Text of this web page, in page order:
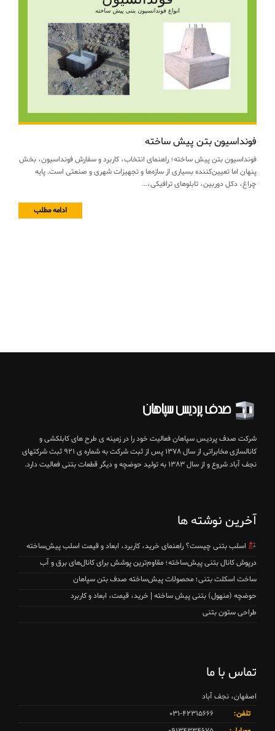
فونداسیون بتن پیش ساخته
فونداسیون بتن پیش ساخته؛ راهنمای انتخاب، کاربرد و سفارش فونداسیون، بخش
پنهان اما تعیین‌کننده بسیاری از سازه‌ها و تجهیزات شهری و صنعتی است. پایه
چراغ، دکل دوربین، تابلوهای ترافیکی،...
ادامه مطلب
شرکت صدف پردیس سپاهان فعالیت خود را در زمینه ی طرح های کابلکشی و
کانالسازی مخابراتی از سال ۱۳۷۸ پس از ثبت شرکت به شماره ی ۹۲۱ ثبت شرکتهای
نجف آباد شروع و از سال ۱۳۸۳ به تولید حوضچه و دیگر قطعات بتنی فعالیت دارد.
آخرین نوشته ها
اسلب بتنی چیست؟ راهنمای خرید، کاربرد، ابعاد و قیمت اسلب پیش‌ساخته
درپوش کانال بتنی پیش‌ساخته؛ مقاوم‌ترین پوشش برای کانال‌های برق و آب
ساخت اسکلت بتنی؛ محصولات پیش‌ساخته صدف بتن سپاهان
حوضچه (منهول) بتنی پیش ساخته | خرید، قیمت، ابعاد و کاربرد
طراحی ستون بتنی
تماس با ما
اصفهان، نجف آباد
تلفن:
۰۳۱-۴۲۳۱۵۶۶۶